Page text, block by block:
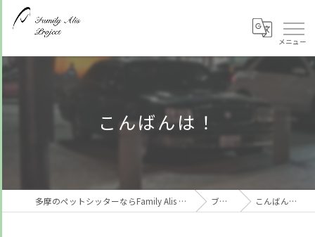
こんばんは！
多摩のペットシッターならFamily Alis Project ブログ こんばんは！